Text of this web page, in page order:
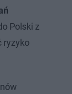
Polski z
ryzyko